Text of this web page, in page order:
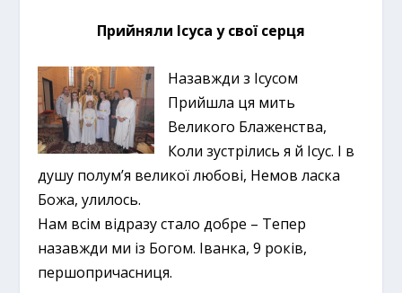
Прийняли Ісуса у свої серця
Назавжди з Ісусом
Прийшла ця мить
Великого Блаженства,
Коли зустрілись я й Ісус. І в
душу полум’я великої любові, Немов ласка
Божа, улилось.
Нам всім відразу стало добре – Тепер
назавжди ми із Богом. Іванка, 9 років,
першопричасниця.